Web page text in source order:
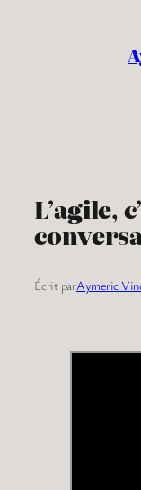
L’agile,
Écrit parAymeric